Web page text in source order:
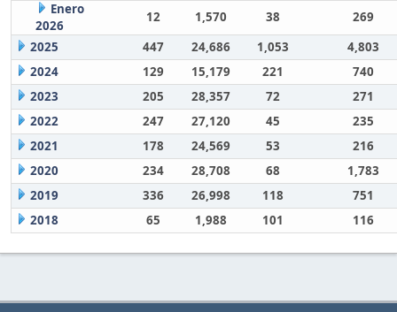
Enero
2026
12 1,570 38
269
2025
447 24,686 1,053
4,803
2024
129 15,179 221
740
2023
205 28,357 72
271
2022
247 27,120 45
235
2021
178 24,569 53
216
2020
234 28,708 68
1,783
2019
336 26,998 118
751
2018
65 1,988 101 116